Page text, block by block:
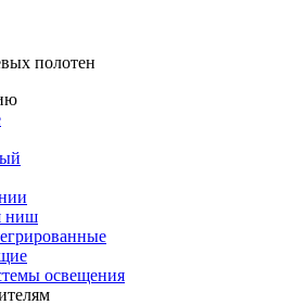
полотен
ниш
освещения